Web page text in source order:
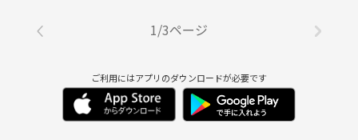
1/3ページ
ご利用にはアプリのダウンロードが必要です